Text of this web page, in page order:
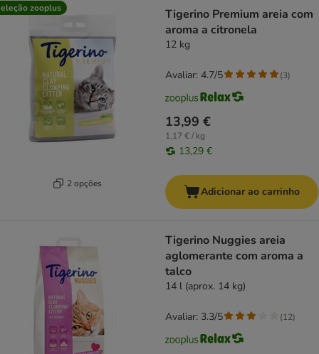
zooplus
2 opções
Tigerino Premium areia com
aroma a citronela
12 kg
13,99 €
1,17 € / kg
13,29 €
Avaliar: 4.7/5 (3)
Adicionar ao carrinho
Tigerino Nuggies areia
aglomerante com aroma a
talco
14 l (aprox. 14 kg)
Avaliar: 3.3/5 (12)